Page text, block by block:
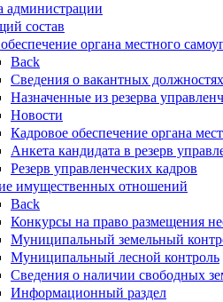
администрации
состав
органа местного
Back
Сведения о вакантных
Назначенные из резерва
Новости
Кадровое обеспечение органа
Анкета кандидата в резерв
Резерв управленческих кадров
имущественных отношений
Back
Конкурсы на право размещения
Муниципальный земельный
Муниципальный лесной контроль
Сведения о наличии свободных
Информационный раздел